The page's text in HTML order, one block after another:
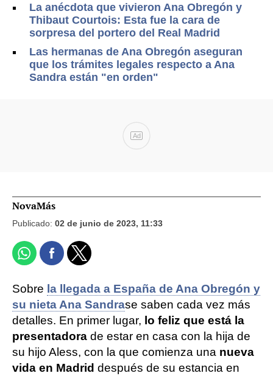
La anécdota que vivieron Ana Obregón y
Thibaut Courtois: Esta fue la cara de
sorpresa del portero del Real Madrid
Las hermanas de Ana Obregón aseguran
que los trámites legales respecto a Ana
Sandra están "en orden"
Ad
NovaMás
Publicado: 02 de junio de 2023, 11:33
Sobre la llegada a España de Ana Obregón y
su nieta Ana Sandrase saben cada vez más
detalles. En primer lugar, lo feliz que está la
presentadora de estar en casa con la hija de
su hijo Aless, con la que comienza una nueva
vida en Madrid después de su estancia en